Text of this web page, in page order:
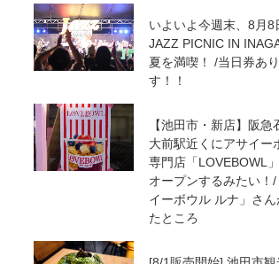
いよいよ今週末、8月8
JAZZ PICNIC IN
夏を満喫！ /当日券あ
す！！
【池田市・新店】阪急
大前駅近くにアサイー
専門店「LOVEBOWL
オープンするみたい！
イーボウル ルナ」さん
たところ